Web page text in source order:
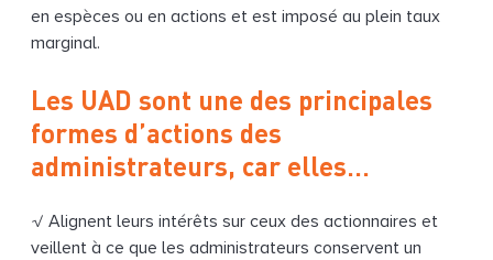
en espèces ou en actions et est imposé au plein taux
marginal.
Les UAD sont une des principales
formes d’actions des
administrateurs, car elles…
√ Alignent leurs intérêts sur ceux des actionnaires et
veillent à ce que les administrateurs conservent un